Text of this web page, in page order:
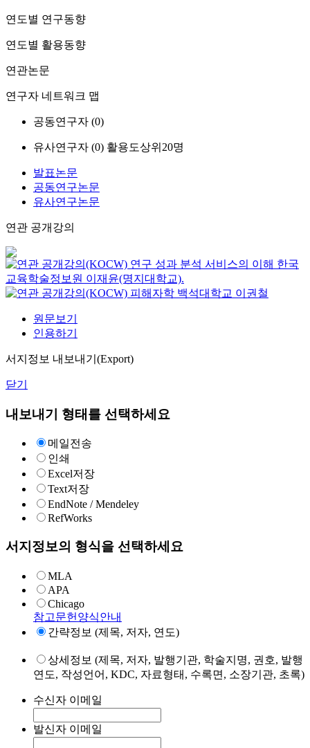
연도별 연구동향
연도별 활용동향
연관논문
연구자 네트워크 맵
공동연구자 (0)
유사연구자 (0) 활용도상위20명
발표논문
공동연구논문
유사연구논문
연관 공개강의
연구 성과 분석 서비스의 이해 한국
교육학술정보원 이재윤(명지대학교).
피해자학 백석대학교 이권철
원문보기
인용하기
서지정보 내보내기(Export)
닫기
내보내기 형태를 선택하세요
메일전송
인쇄
Excel저장
Text저장
EndNote / Mendeley
RefWorks
서지정보의 형식을 선택하세요
MLA
APA
Chicago
참고문헌양식안내
간략정보 (제목, 저자, 연도)
상세정보 (제목, 저자, 발행기관, 학술지명, 권호, 발행
연도, 작성언어, KDC, 자료형태, 수록면, 소장기관, 초록)
수신자 이메일
발신자 이메일